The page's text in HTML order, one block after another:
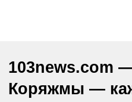
103news.com
Коряжмы —